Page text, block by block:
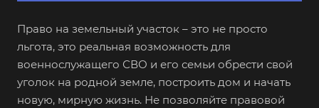
Право на земельный участок – это не просто
льгота, это реальная возможность для
военнослужащего СВО и его семьи обрести свой
уголок на родной земле, построить дом и начать
новую, мирную жизнь. Не позволяйте правовой